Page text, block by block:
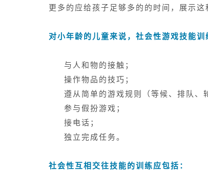
更多的应给孩子足够多的的时间，展示
对小年龄的儿童来说，社会性游戏技能训
与人和物的接触；
操作物品的技巧；
遵从简单的游戏规则（等候、排队、
参与假扮游戏；
接电话；
独立完成任务。
社会性互相交往技能的训练应包括：